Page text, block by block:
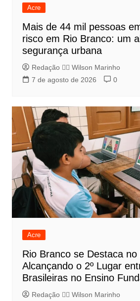
Acre
Mais de 44 mil pessoas
risco em Rio Branco: um
segurança urbana
Redação 👨‍⚖️​ Wilson Marinho
7 de agosto de 2026
0
Acre
Rio Branco se Destaca no
Alcançando o 2º Lugar
Brasileiras no Ensino
Redação 👨‍⚖️​ Wilson Marinho